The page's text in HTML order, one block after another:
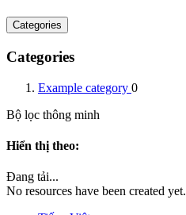
Categories
Categories
Example category 0
Bộ lọc thông minh
Hiển thị theo:
Đang tải...
No resources have been created yet.